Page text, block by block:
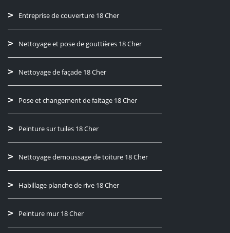
Entreprise de couverture 18 Cher
Nettoyage et pose de gouttières 18 Cher
Nettoyage de façade 18 Cher
Pose et changement de faitage 18 Cher
Peinture sur tuiles 18 Cher
Nettoyage demoussage de toiture 18 Cher
Habillage planche de rive 18 Cher
Peinture mur 18 Cher